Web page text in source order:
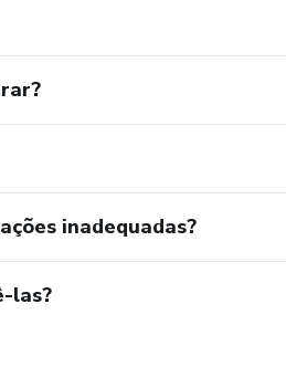
inadequadas?
las?